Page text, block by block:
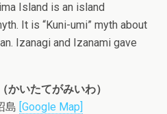
Island is an island
It is “Kuni-umi” myth about
Izanagi and Izanami gave
かいたてがみいわ）
島 [Google Map]